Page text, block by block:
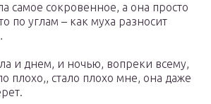
самое сокровенное, а она просто
по углам – как муха разносит
и днем, и ночью, вопреки всему,
плохо,, стало плохо мне, она даже